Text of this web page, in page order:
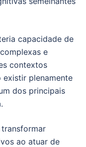
capacidade de
e
contextos
existir plenamente
dos principais
ao atuar de